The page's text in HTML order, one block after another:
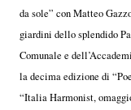
da sole” con Matteo
giardini dello splendido
Comunale e
la decima edizione di
“Italia Harmonist,